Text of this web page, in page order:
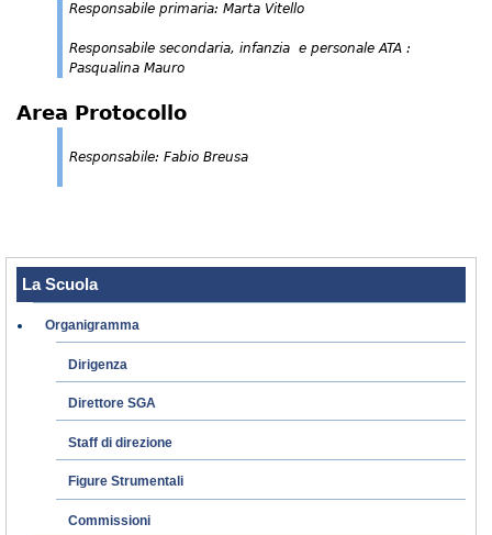
Responsabile primaria: Marta Vitello
Responsabile secondaria, infanzia e personale ATA :
Pasqualina Mauro
Area Protocollo
Responsabile: Fabio Breusa
La Scuola
Organigramma
Dirigenza
Direttore SGA
Staff di direzione
Figure Strumentali
Commissioni